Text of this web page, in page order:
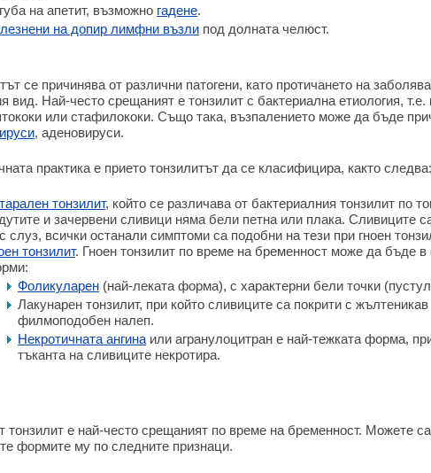
на апетит, възможно гадене.
на допир лимфни възли под долната челюст.
се причинява от различни патогени, като протичането на
вид. Най-често срещаният е тонзилит с бактериална етиология, т.е.
или стафилококи. Също така, възпалението може да бъде
, аденовируси.
практика е прието тонзилитът да се класифицира, както следва:
тонзилит, който се различава от бактериалния тонзилит по
и зачервени сливици няма бели петна или плака. Сливиците
слуз, всички останали симптоми са подобни на тези при гноен
тонзилит. Гноен тонзилит по време на бременност може да бъде в
Фоликуларен (най-леката форма), с характерни бели точки
Лакунарен тонзилит, при който сливиците са покрити с жълтеникав
филмоподобен налеп.
Некротичната ангина или агранулоцитран е най-тежката форма,
тъканта на сливиците некротира.
тонзилит е най-често срещаният по време на бременност. Можете
формите му по следните признаци.